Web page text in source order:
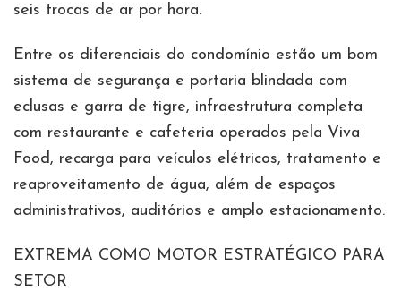
seis trocas de ar por hora.
Entre os diferenciais do condomínio estão um bom
sistema de segurança e portaria blindada com
eclusas e garra de tigre, infraestrutura completa
com restaurante e cafeteria operados pela Viva
Food, recarga para veículos elétricos, tratamento e
reaproveitamento de água, além de espaços
administrativos, auditórios e amplo estacionamento.
EXTREMA COMO MOTOR ESTRATÉGICO PARA
SETOR